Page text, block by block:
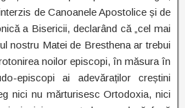
de Canoanele Apostolice și de
a Bisericii, declarând că „cel mai
nostru Matei de Bresthena ar trebui
noilor episcopi, în măsura în
episcopi ai adevăraților creștini
nici nu mărturisesc Ortodoxia, nici